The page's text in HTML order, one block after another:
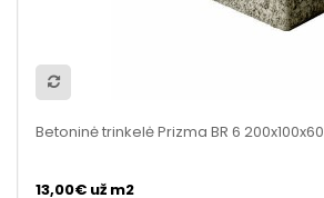
Betoninė trinkelė Prizma BR 6 200x100x60
13,00€ už m2